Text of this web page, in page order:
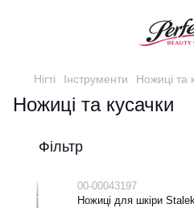
Нігті Інструменти Ножиці та
Ножиці та кусачки
Фільтр
00-00043197
Ножиці для шкіри